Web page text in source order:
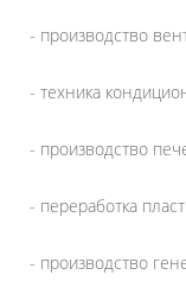
- производство
- техника
- производство
- переработка
- производство